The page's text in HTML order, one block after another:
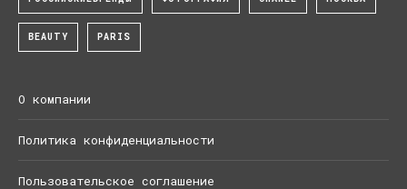
BEAUTY PARIS
О компании
Политика конфиденциальности
Пользовательское соглашение